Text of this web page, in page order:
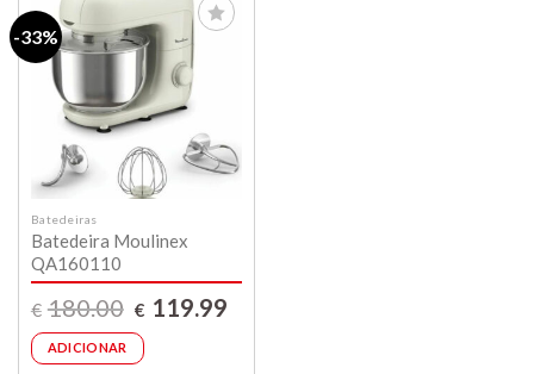
-33%
Lista de
compras
Batedeiras
Batedeira Moulinex
QA160110
€ 180.00
O
preço
original
era:
€180.00.
€ 119.99O
ADICIONAR